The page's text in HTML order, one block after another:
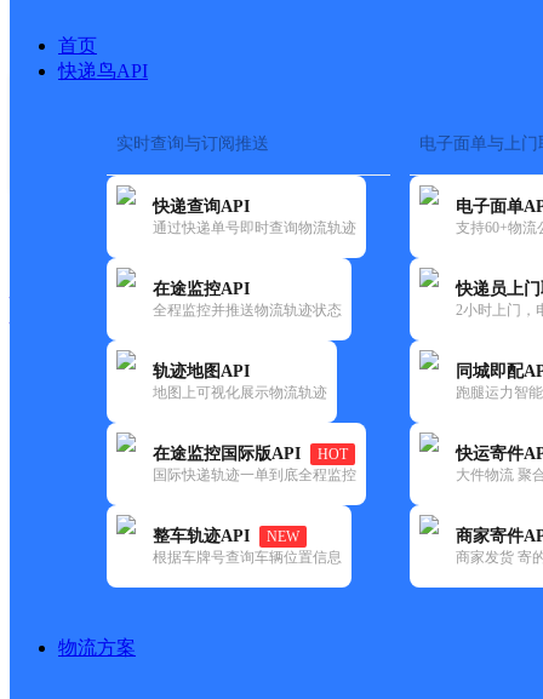
首页
快递鸟API
实时查询与订阅推送
快递查询API
通过快递单号即时查询物流轨迹
在途监控API
全程监控并推送物流轨迹状态
轨迹地图API
地图上可视化展示物流轨迹
在途监控国际版API
HOT
国际快递轨迹一单到底全程监控
整车轨迹API
NEW
根据车牌号查询车辆位置信息
电子面单与上门
电子面单
支持60+物流
快递员上
2小时上门，
同城即配
跑腿运力智
快运寄件
大件物流 聚
商家寄件
商家发货 寄
物流方案
快运大全 快递时效
邮政
中国邮政集团有限公司山东省
更新时间：2021-12-03 00:00:00
所属快递：邮政国内
所属区域：山东省-泰安市-宁阳县